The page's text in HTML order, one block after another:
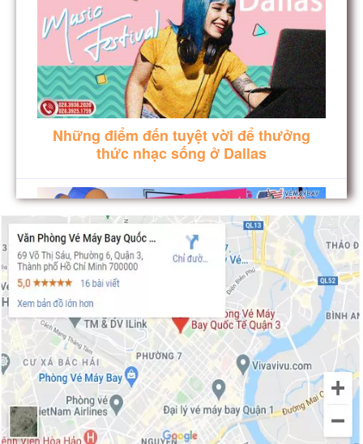
Những điểm đến tuyệt vời để thưởng
thức nhạc sống ở Dallas
Tham quan những công viên đặc sắc ở
Dallas